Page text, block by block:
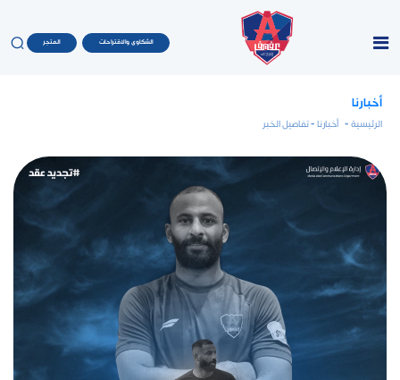
الشكاوى والاقتراحات المتجر
أخبارنا
الرئيسية - أخبارنا - تفاصيل الخبر